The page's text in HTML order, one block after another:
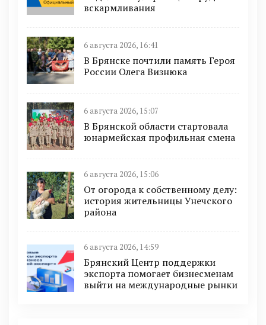
вскармливания
6 августа 2026, 16:41
В Брянске почтили память Героя
России Олега Визнюка
6 августа 2026, 15:07
В Брянской области стартовала
юнармейская профильная смена
6 августа 2026, 15:06
От огорода к собственному делу:
история жительницы Унечского
района
6 августа 2026, 14:59
Брянский Центр поддержки
экспорта помогает бизнесменам
выйти на международные рынки